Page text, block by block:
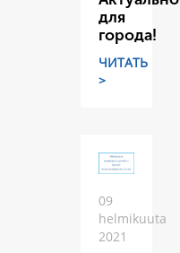
для
города!
ЧИТАТЬ
>
09
helmikuuta
2021